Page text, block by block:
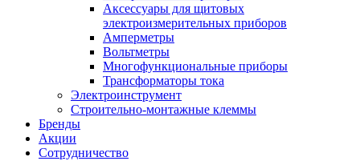
Аксессуары для щитовых
электроизмерительных приборов
Амперметры
Вольтметры
Многофункциональные приборы
Трансформаторы тока
Электроинструмент
Строительно-монтажные клеммы
Бренды
Акции
Сотрудничество